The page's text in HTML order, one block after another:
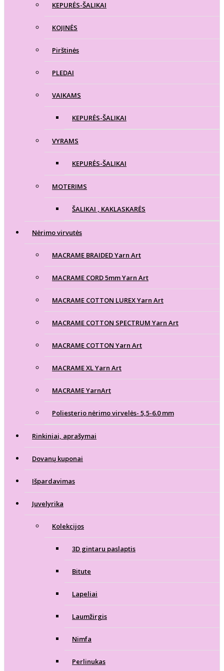
KEPURĖS-ŠALIKAI
KOJINĖS
Pirštinės
PLEDAI
VAIKAMS
KEPURĖS-ŠALIKAI
VYRAMS
KEPURĖS-ŠALIKAI
MOTERIMS
ŠALIKAI , KAKLASKARĖS
Nėrimo virvutės
MACRAME BRAIDED Yarn Art
MACRAME CORD 5mm Yarn Art
MACRAME COTTON LUREX Yarn Art
MACRAME COTTON SPECTRUM Yarn Art
MACRAME COTTON Yarn Art
MACRAME XL Yarn Art
MACRAME YarnArt
Poliesterio nėrimo virvelės- 5,5-6.0 mm
Rinkiniai, aprašymai
Dovanų kuponai
Išpardavimas
Juvelyrika
Kolekcijos
3D gintaru paslaptis
Bitute
Lapeliai
Laumžirgis
Nimfa
Perlinukas